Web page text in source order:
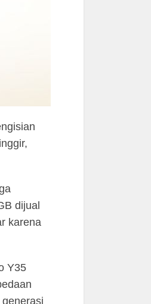
dijual
karena
Y35